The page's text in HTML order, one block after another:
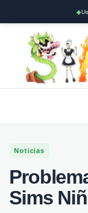
◆
Noticias
Sims